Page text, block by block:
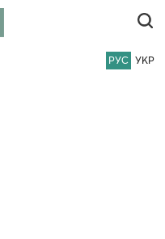
РУС УКР